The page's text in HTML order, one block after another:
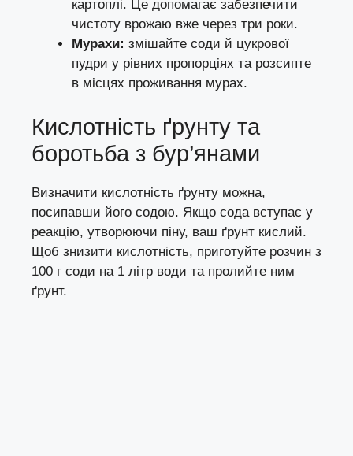
картоплі. Це допомагає забезпечити
чистоту врожаю вже через три роки.
Мурахи: змішайте соди й цукрової
пудри у рівних пропорціях та розсипте
в місцях проживання мурах.
Кислотність ґрунту та
боротьба з бур’янами
Визначити кислотність ґрунту можна,
посипавши його содою. Якщо сода вступає у
реакцію, утворюючи піну, ваш ґрунт кислий.
Щоб знизити кислотність, приготуйте розчин з
100 г соди на 1 літр води та пролийте ним
ґрунт.